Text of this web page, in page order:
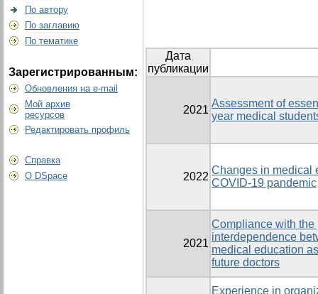
По автору
По заглавию
По тематике
Зарегистрированным:
Обновления на e-mail
Мой архив
ресурсов
Редактировать профиль
Справка
О DSpace
Дата
публикации
2021
Assessment of
year medical
2022
Changes in medical
COVID-19 pandemic
2021
Compliance with
interdependence
medical education
future doctors
Experience in